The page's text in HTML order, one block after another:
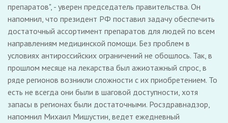
препаратов", - уверен председатель правительства. Он
напомнил, что президент РФ поставил задачу обеспечить
достаточный ассортимент препаратов для людей по всем
направлениям медицинской помощи. Без проблем в
условиях антироссийских ограничений не обошлось. Так, в
прошлом месяце на лекарства был ажиотажный спрос, в
ряде регионов возникли сложности с их приобретением. То
есть не всегда они были в шаговой доступности, хотя
запасы в регионах были достаточными. Росздравнадзор,
напомнил Михаил Мишустин, ведет ежедневный